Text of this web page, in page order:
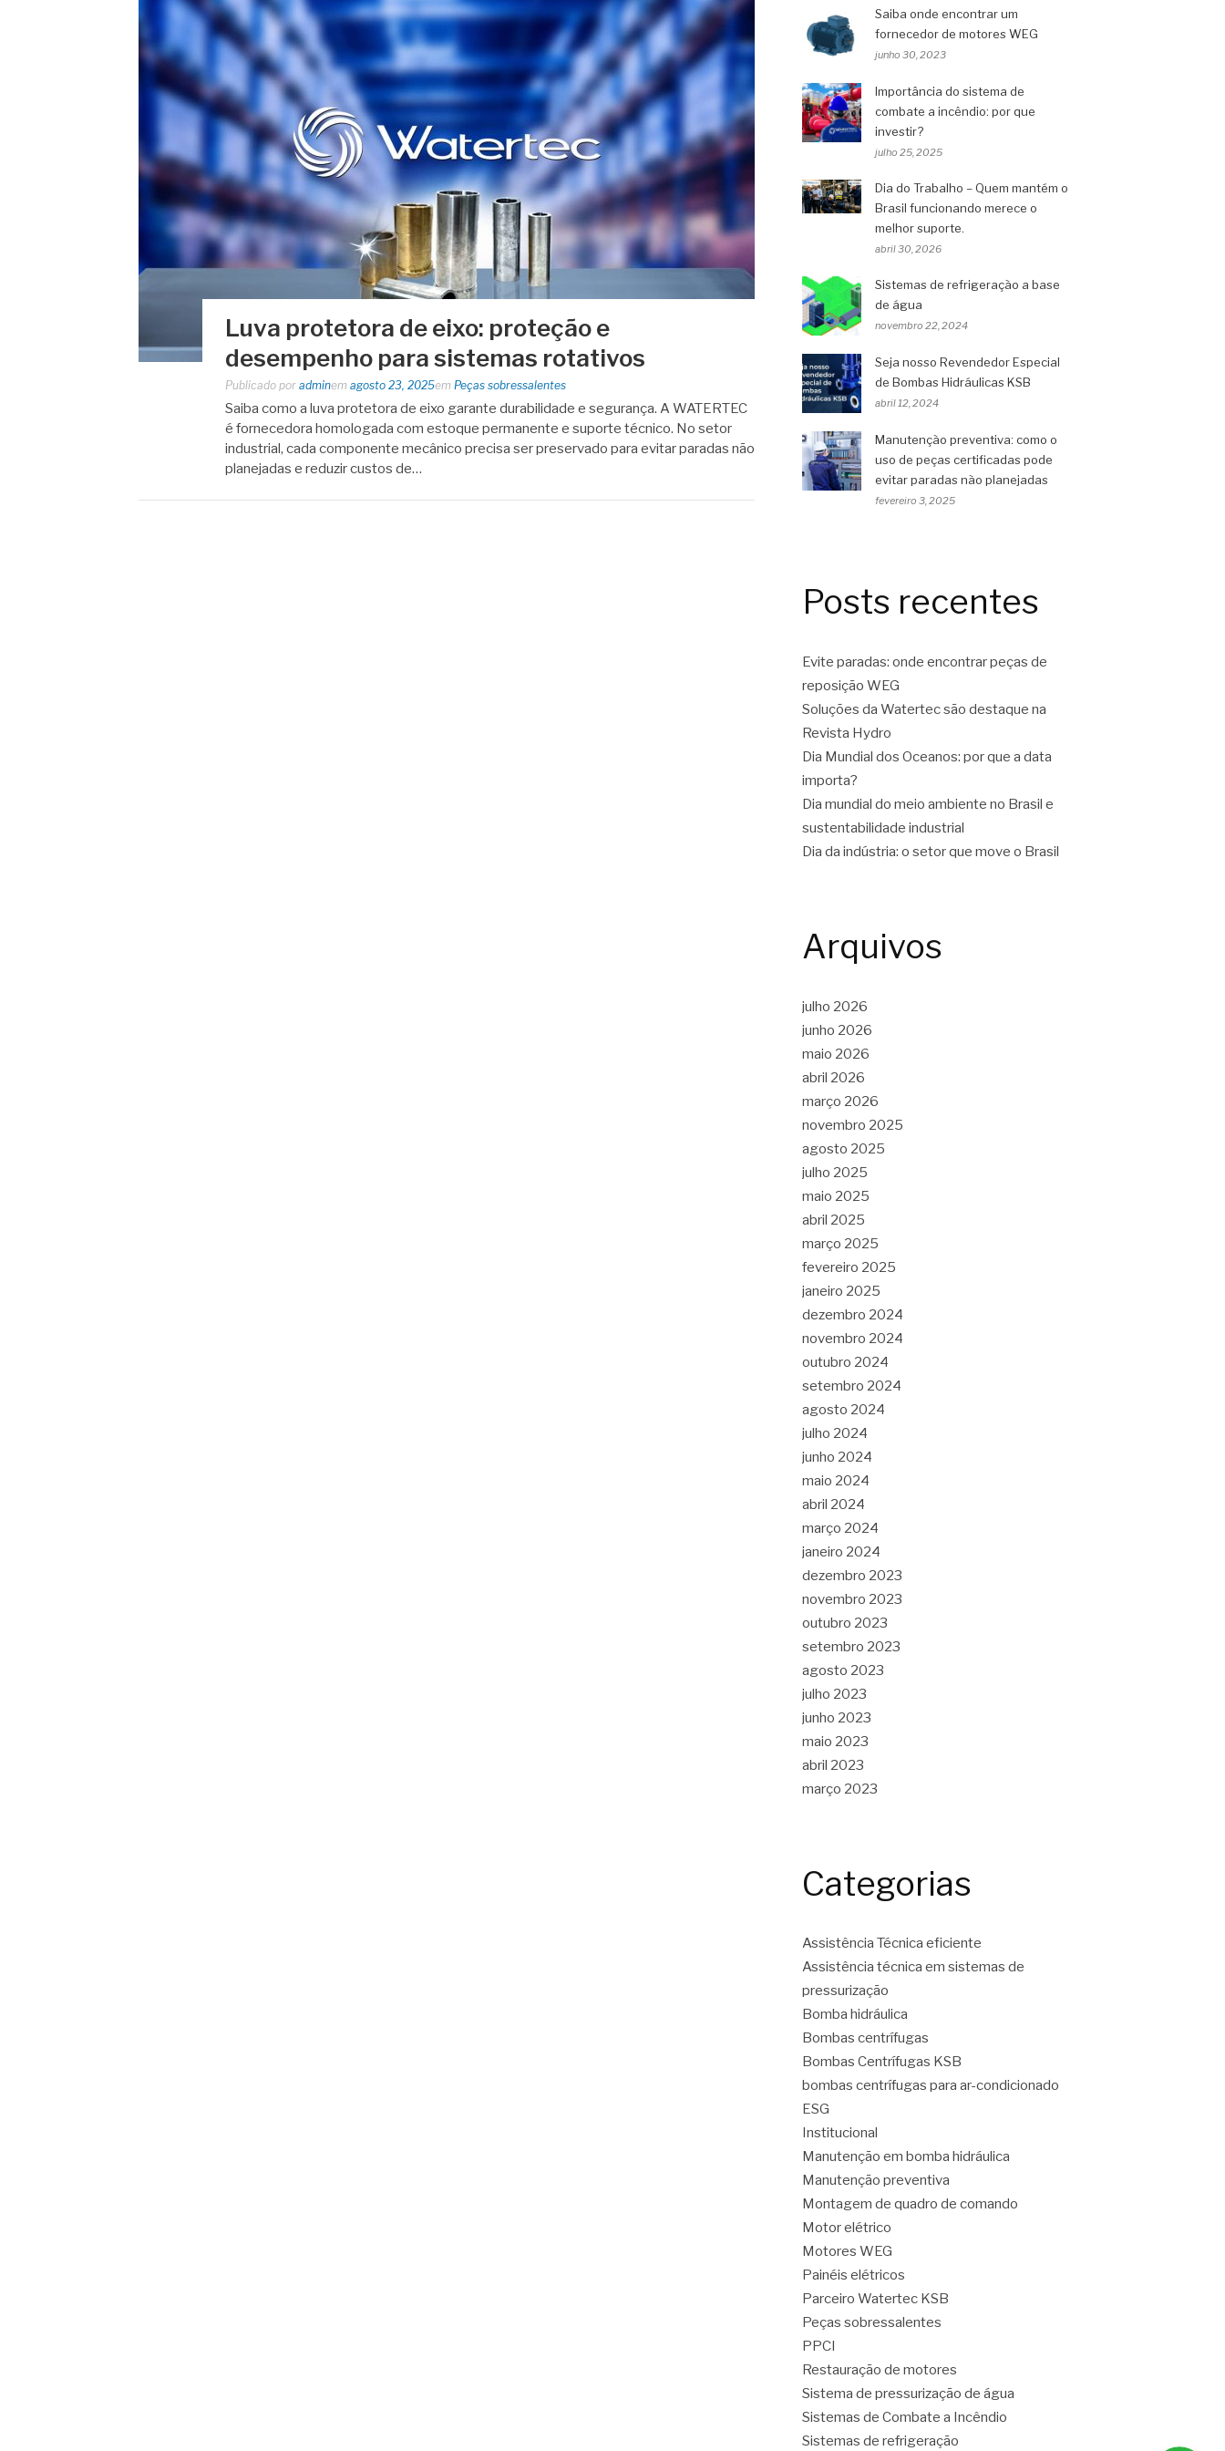
Luva protetora de eixo: proteção e
desempenho para sistemas rotativos
Publicado por adminem agosto 23, 2025em Peças sobressalentes
Saiba como a luva protetora de eixo garante durabilidade e segurança. A WATERTEC
é fornecedora homologada com estoque permanente e suporte técnico. No setor
industrial, cada componente mecânico precisa ser preservado para evitar paradas não
planejadas e reduzir custos de…
Saiba onde encontrar um
fornecedor de motores WEG
junho 30, 2023
Importância do sistema de
combate a incêndio: por que
investir?
julho 25, 2025
Dia do Trabalho – Quem mantém o
Brasil funcionando merece o
melhor suporte.
abril 30, 2026
Sistemas de refrigeração a base
de água
novembro 22, 2024
Seja nosso Revendedor Especial
de Bombas Hidráulicas KSB
abril 12, 2024
Manutenção preventiva: como o
uso de peças certificadas pode
evitar paradas não planejadas
fevereiro 3, 2025
Posts recentes
Evite paradas: onde encontrar peças de
reposição WEG
Soluções da Watertec são destaque na
Revista Hydro
Dia Mundial dos Oceanos: por que a data
importa?
Dia mundial do meio ambiente no Brasil e
sustentabilidade industrial
Dia da indústria: o setor que move o Brasil
Arquivos
julho 2026
junho 2026
maio 2026
abril 2026
março 2026
novembro 2025
agosto 2025
julho 2025
maio 2025
abril 2025
março 2025
fevereiro 2025
janeiro 2025
dezembro 2024
novembro 2024
outubro 2024
setembro 2024
agosto 2024
julho 2024
junho 2024
maio 2024
abril 2024
março 2024
janeiro 2024
dezembro 2023
novembro 2023
outubro 2023
setembro 2023
agosto 2023
julho 2023
junho 2023
maio 2023
abril 2023
março 2023
Categorias
Assistência Técnica eficiente
Assistência técnica em sistemas de
pressurização
Bomba hidráulica
Bombas centrífugas
Bombas Centrífugas KSB
bombas centrífugas para ar-condicionado
ESG
Institucional
Manutenção em bomba hidráulica
Manutenção preventiva
Montagem de quadro de comando
Motor elétrico
Motores WEG
Painéis elétricos
Parceiro Watertec KSB
Peças sobressalentes
PPCI
Restauração de motores
Sistema de pressurização de água
Sistemas de Combate a Incêndio
Sistemas de refrigeração